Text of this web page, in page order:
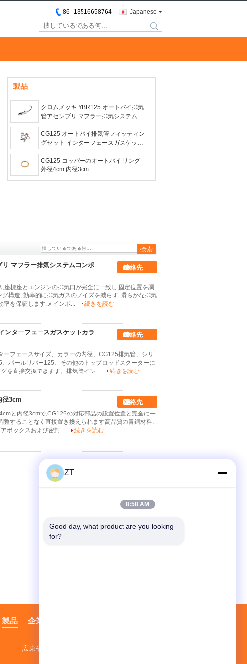
Japanese
86--13516658764
search
製品
クロムメッキ YBR125 オートバイ排気
管アセンブリ マフラー排気システムコ
CG125 オートバイ排気管フィッティン
グセット インターフェースガスケット
CG125 コッパーのオートバイ リング
外径4cm 内径3cm
マフラー排気システムコンポ
連絡先
標座とエンジンの排気口が完全に一致し,固定位置を調
構造, 効率的に排気ガスのノイズを減らす. 滑らかな排気
率を保証します.メインボ...
続きを読む
ンターフェースガスケットカラ
連絡先
フェースサイズ、カラーの内径、CG125排気管、シリ
パールリバー125、その他のトップロッドスクーターに
を直接交換できます。排気管イン...
続きを読む
径3cm 連絡先
と内径3cmで,CG125の対応部品の設置位置と完全に一
することなく直接置き換えられます高品質の青銅材料,
ボックスおよび密封...
続きを読む
企業情報
製品
広東省バイユン地区 モペイ工業公園3号館
ZT
8:58 AM
Good day, what product are you looking
for?